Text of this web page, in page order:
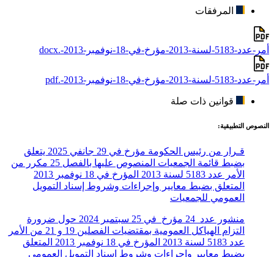
المرفقات
أمر-عدد-5183-لسنة-2013-مؤرخ-في-18-نوفمبر-2013-.docx
أمر-عدد-5183-لسنة-2013-مؤرخ-في-18-نوفمبر-2013-.pdf
قوانين ذات صلة
النصوص التطبيقية:
قـرار من رئيس الحكومة مؤرخ في 29 جانفي 2025 يتعلق
بضبط قائمة الجمعيات المنصوص عليها بالفصل 25 مكرر من
الأمر عدد 5183 لسنة 2013 المؤرخ في 18 نوفمبر 2013
المتعلق بضبط معايير وإجراءات وشروط إسناد التمويل
العمومي للجمعيات
منشور عدد 24 مؤرخ في 25 سبتمبر 2024 حول ضرورة
التزام الهياكل العمومية بمقتضيات الفصلين 19 و 21 من الأمر
عدد 5183 لسنة 2013 المؤرخ في 18 نوفمبر 2013 المتعلق
بضبط معايير وإجراءات وشروط إسناد التمويل العمومي